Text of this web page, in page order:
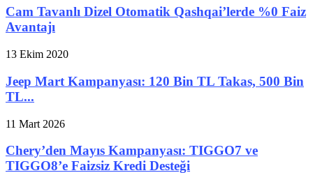
Cam Tavanlı Dizel Otomatik Qashqai’lerde %0 Faiz
Avantajı
13 Ekim 2020
Jeep Mart Kampanyası: 120 Bin TL Takas, 500 Bin
TL...
11 Mart 2026
Chery’den Mayıs Kampanyası: TIGGO7 ve
TIGGO8’e Faizsiz Kredi Desteği